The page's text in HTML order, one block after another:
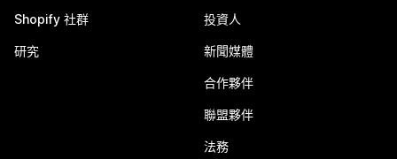
Shopify 社群
研究
投資人
新聞媒體
合作夥伴
聯盟夥伴
法務